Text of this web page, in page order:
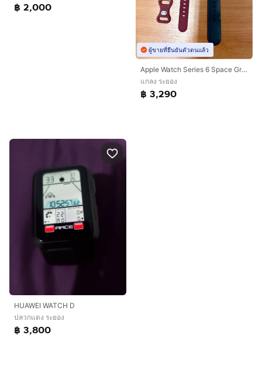
฿ 2,000
ผู้ขายที่ยืนยันตัวตนแล้ว
Apple Watch Series 6 Space Gray Aluminum Case Black Sport Band มือ 2 ขายตามสภาพ
แกลง ระยอง
฿ 3,290
HUAWEI WATCH D
ปลวกแดง ระยอง
฿ 3,800